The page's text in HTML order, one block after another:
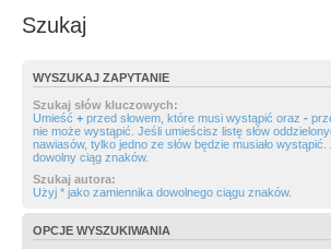
Szukaj
WYSZUKAJ ZAPYTANIE
Szukaj słów kluczowych:
Umieść + przed słowem, które musi wystąpić oraz -
nie może wystąpić. Jeśli umieścisz listę słów
nawiasów, tylko jedno ze słów będzie musiało
dowolny ciąg znaków.
Szukaj autora:
Użyj * jako zamiennika dowolnego ciągu znaków.
OPCJE WYSZUKIWANIA